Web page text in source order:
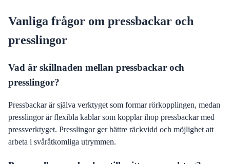
Vanliga frågor om pressbackar och
presslingor
Vad är skillnaden mellan pressbackar och
presslingor?
Pressbackar är själva verktyget som formar rörkopplingen, medan
presslingor är flexibla kablar som kopplar ihop pressbackar med
pressverktyget. Presslingor ger bättre räckvidd och möjlighet att
arbeta i svåråtkomliga utrymmen.